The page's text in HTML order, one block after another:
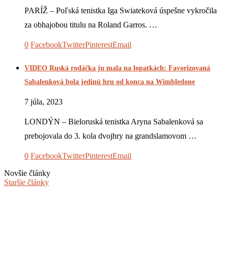
PARÍŽ – Poľská tenistka Iga Swiateková úspešne vykročila
za obhajobou titulu na Roland Garros. …
0 FacebookTwitterPinterestEmail
VIDEO Ruská rodáčka ju mala na lopatkách: Favorizovaná
Sabalenková bola jedinú hru od konca na Wimbledone
7 júla, 2023
LONDÝN – Bieloruská tenistka Aryna Sabalenková sa
prebojovala do 3. kola dvojhry na grandslamovom …
0 FacebookTwitterPinterestEmail
Novšie články
Staršie články